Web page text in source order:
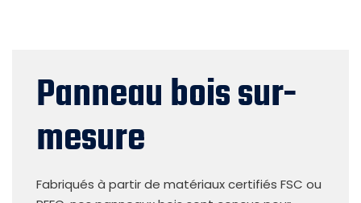
Panneau bois sur-
mesure
Fabriqués à partir de matériaux certifiés FSC ou